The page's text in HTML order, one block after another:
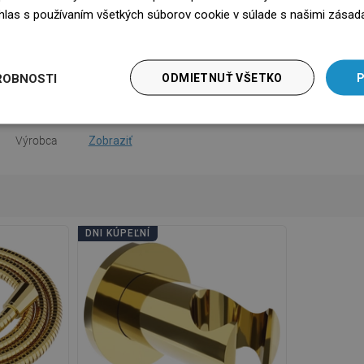
použitie
Stiahnutie
Výrobca Zobraziť
DNI KÚPEĽNÍ
s používaním všetkých súborov cookie v súlade s našimi
ODMIETNUŤ VŠETKO